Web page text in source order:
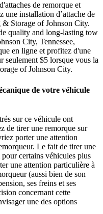
de remorque et
une installation d’attache de
Storage of Johnson City.
quality and long-lasting tow
City, Tennessee,
en ligne et profitez d'une
seulement $5 lorsque vous la
of Johnson City.
de votre véhicule
sur ce véhicule ont
de tirer une remorque sur
porter une attention
Le fait de tirer une
certains véhicules plus
une attention particulière à
(aussi bien de son
ses freins et ses
concernant cette
une des options